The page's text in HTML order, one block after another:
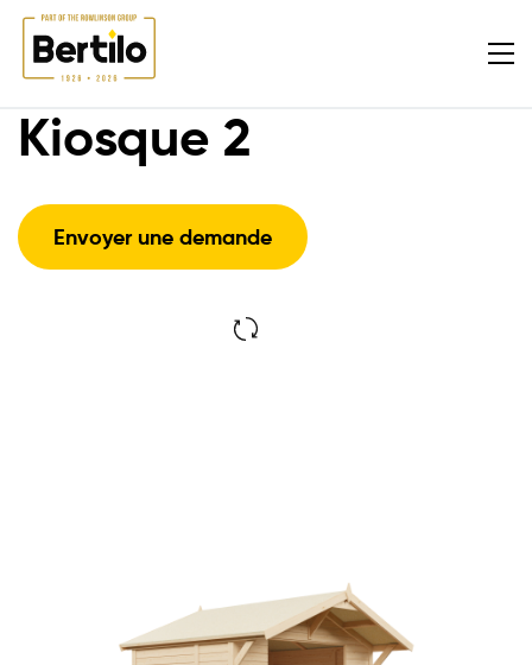
Kiosque 2
Envoyer une demande